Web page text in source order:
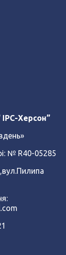
Херсон”
№ R40-05285